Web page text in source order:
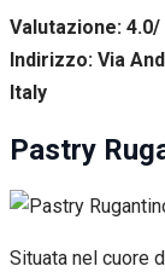
Valutazione:
Indirizzo: Via
Italy
Pastry
Situata nel cuore